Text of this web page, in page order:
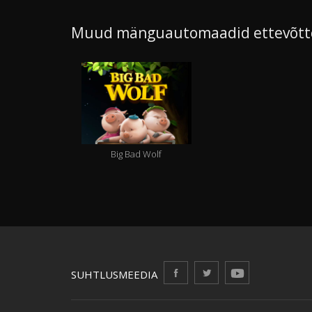
Muud mänguautomaadid
Big Bad Wolf
SUHTLUSMEEDIA